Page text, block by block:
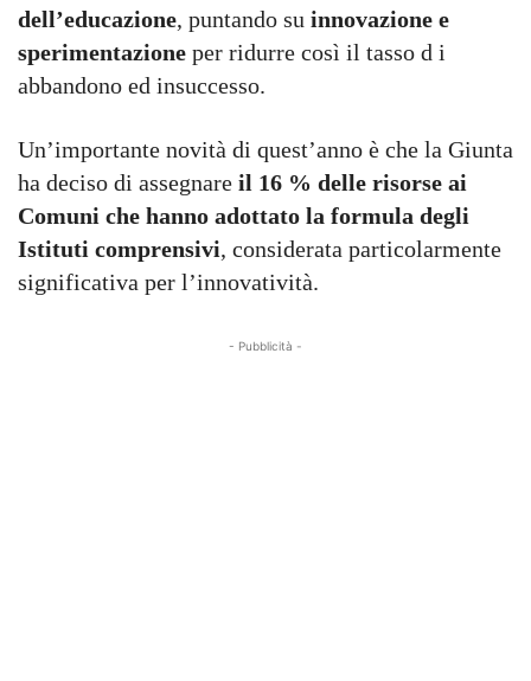
dell’educazione, puntando su innovazione e
sperimentazione per ridurre così il tasso d i
abbandono ed insuccesso.
Un’importante novità di quest’anno è che la Giunta
ha deciso di assegnare il 16 % delle risorse ai
Comuni che hanno adottato la formula degli
Istituti comprensivi, considerata particolarmente
significativa per l’innovatività.
- Pubblicità -